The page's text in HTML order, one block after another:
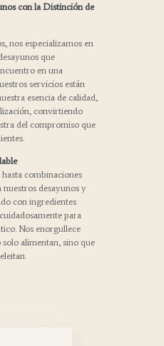
con la Distinción de
nos especializamos en
que
en una
servicios están
esencia de calidad,
convirtiendo
del compromiso que
combinaciones
nuestros desayunos y
con ingredientes
para
Nos enorgullece
alimentan, sino que